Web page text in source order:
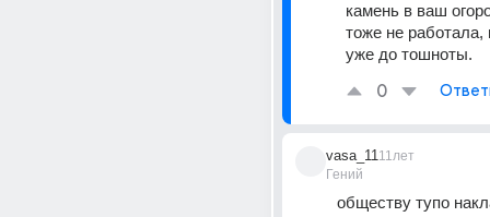
камень в ваш
тоже не работала,
уже до тошноты.
0
vasa_11
Гений
11лет
обществу тупо